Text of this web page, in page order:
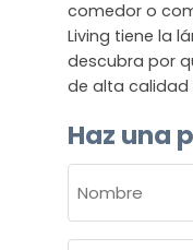
comedor o
Living tiene la
descubra por
de alta calidad
Haz una
(OBLIGATORIO)
Nombre